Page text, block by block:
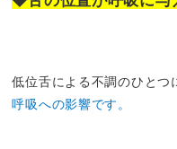
低位舌による不調のひとつ
呼吸への影響です。